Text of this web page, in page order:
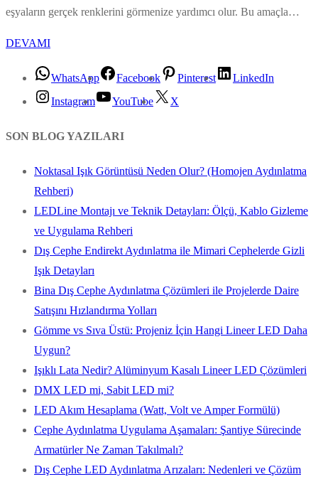
eşyaların gerçek renklerini görmenize yardımcı olur. Bu amaçla…
DEVAMI
WhatsApp Facebook Pinterest
LinkedIn
Instagram
YouTube X
SON BLOG YAZILARI
Noktasal Işık Görüntüsü Neden Olur? (Homojen Aydınlatma
Rehberi)
LEDLine Montajı ve Teknik Detayları: Ölçü, Kablo Gizleme
ve Uygulama Rehberi
Dış Cephe Endirekt Aydınlatma ile Mimari Cephelerde Gizli
Işık Detayları
Bina Dış Cephe Aydınlatma Çözümleri ile Projelerde Daire
Satışını Hızlandırma Yolları
Gömme vs Sıva Üstü: Projeniz İçin Hangi Lineer LED Daha
Uygun?
Işıklı Lata Nedir? Alüminyum Kasalı Lineer LED Çözümleri
DMX LED mi, Sabit LED mi?
LED Akım Hesaplama (Watt, Volt ve Amper Formülü)
Cephe Aydınlatma Uygulama Aşamaları: Şantiye Sürecinde
Armatürler Ne Zaman Takılmalı?
Dış Cephe LED Aydınlatma Arızaları: Nedenleri ve Çözüm